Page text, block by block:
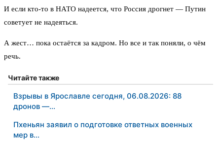
И если кто-то в НАТО надеется, что Россия дрогнет — Путин
советует не надеяться.
А жест… пока остаётся за кадром. Но все и так поняли, о чём
речь.
Читайте также
Взрывы в Ярославле сегодня, 06.08.2026: 88
дронов —…
Пхеньян заявил о подготовке ответных военных
мер в…